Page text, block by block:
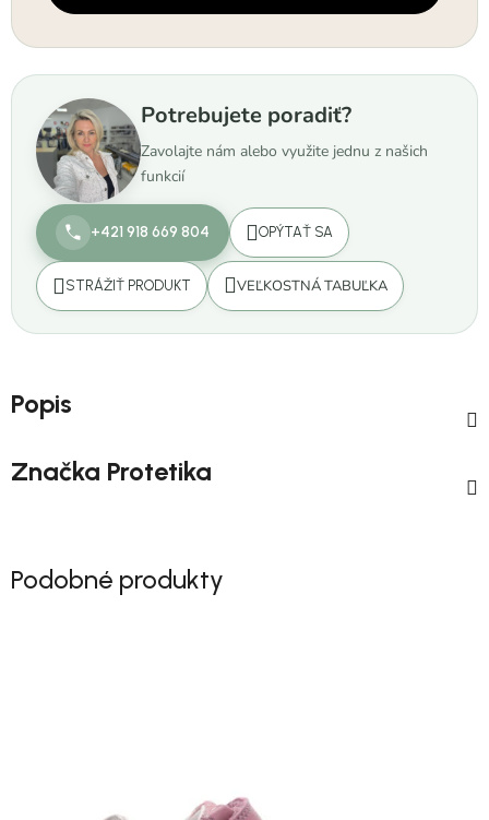
Potrebujete poradiť?
Zavolajte nám alebo využite jednu z našich
funkcií
+421 918 669 804 OPÝTAŤ SA
STRÁŽIŤ PRODUKT VEĽKOSTNÁ TABUĽKA
Popis
Značka Protetika
Podobné produkty